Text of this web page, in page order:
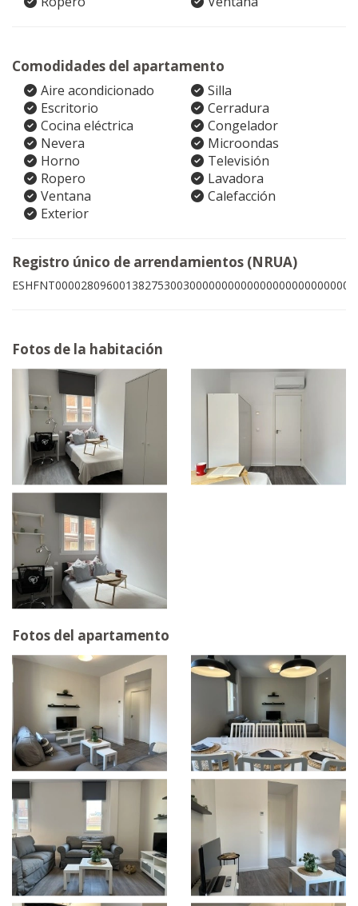
Comodidades del apartamento
Aire acondicionado
Silla
Escritorio
Cerradura
Cocina eléctrica
Congelador
Nevera
Microondas
Horno
Televisión
Ropero
Lavadora
Ventana
Calefacción
Exterior
Registro único de arrendamientos (NRUA)
ESHFNT00002809600138275300300000000000000000000000009
Fotos de la habitación
Fotos del apartamento